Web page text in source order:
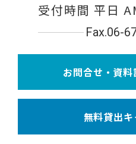
受付時間 平日
Fax.06-
お問合せ・資
無料貸出